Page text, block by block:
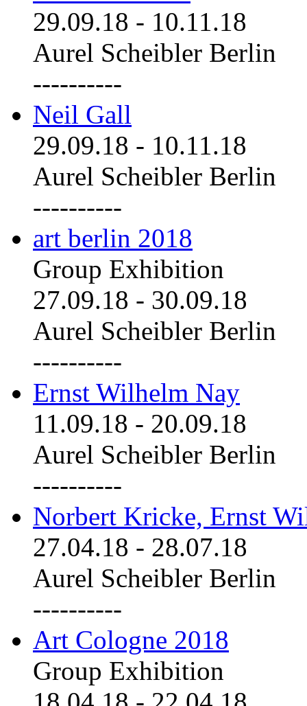
29.09.18 - 10.11.18
Aurel Scheibler Berlin
----------
Neil Gall
29.09.18 - 10.11.18
Aurel Scheibler Berlin
----------
art berlin 2018
Group Exhibition
27.09.18 - 30.09.18
Aurel Scheibler Berlin
----------
Ernst Wilhelm Nay
11.09.18 - 20.09.18
Aurel Scheibler Berlin
----------
Norbert Kricke, Ernst
27.04.18 - 28.07.18
Aurel Scheibler Berlin
----------
Art Cologne 2018
Group Exhibition